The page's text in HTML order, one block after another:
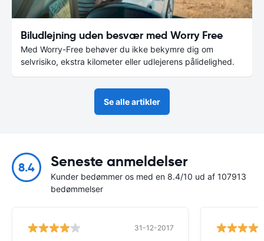
Biludlejning uden besvær med Worry Free
Med Worry-Free behøver du ikke bekymre dig om
selvrisiko, ekstra kilometer eller udlejerens pålidelighed.
Se alle artikler
8.4 Seneste anmeldelser
Kunder bedømmer os med en 8.4/10 ud af 107913
bedømmelser
31-12-2017